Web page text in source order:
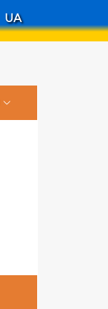
UA